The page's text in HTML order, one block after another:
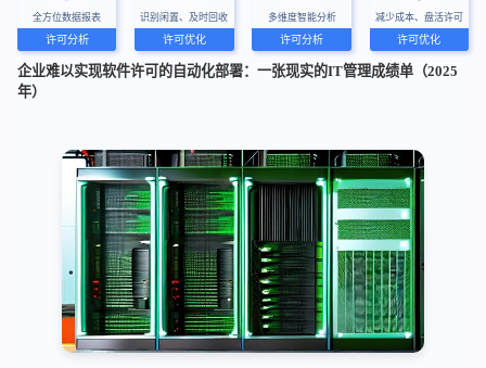
全方位数据报表
许可分析
识别闲置、及时回收
许可优化
多维度智能分析
许可分析
减少成本、盘活许可
许可优化
企业难以实现软件许可的自动化部署：一张现实的IT管理成绩单（2025
年）